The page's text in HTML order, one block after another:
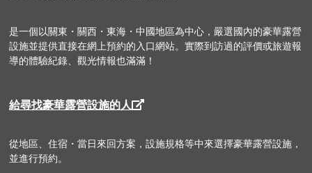
是一個以關東・關西・東海・中國地區為中心，嚴選國內的豪華露營
設施並提供直接在網上預約的入口網站。實際到訪過的評價或旅遊報
導的體驗紀錄、觀光情報也滿滿！
給尋找豪華露營設施的人
從地區、住宿・當日來回方案，設施規格等中來選擇豪華露營設施，
並進行預約。